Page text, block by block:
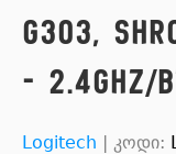
G303,
- 2.4GHZ/
Logitech | კოდი: